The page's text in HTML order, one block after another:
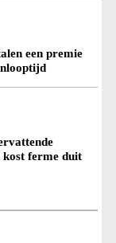
een premie
ferme duit